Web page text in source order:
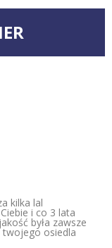
kilka lal
i co 3 lata
była zawsze
twojego osiedla